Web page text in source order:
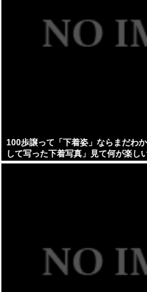
100歩譲って「下着姿」ならまだわ
して写った下着写真」見て何が楽し